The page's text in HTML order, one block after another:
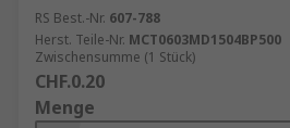
RS Best.-Nr. 607-788
Herst. Teile-Nr. MCT0603MD1504BP500
Zwischensumme (1 Stück)
CHF.0.20
Menge